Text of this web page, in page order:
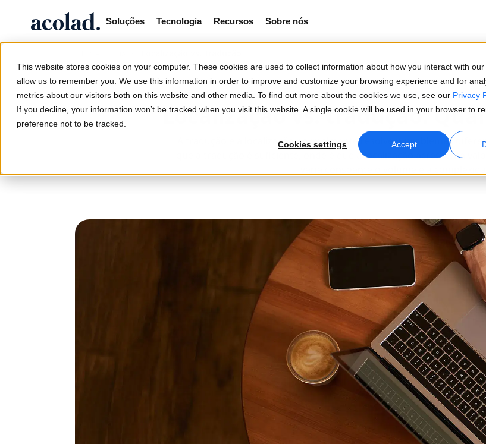
This website stores cookies on your computer. These cookies are used to collect information about how you interact with
allow us to remember you. We use this information in order to improve and customize your browsing experience and for
metrics about our visitors both on this website and other media. To find out more about the cookies we use, see our Privacy
If you decline, your information won’t be tracked when you visit this website. A single cookie will be used in your browser to
preference not to be tracked.
Cookies settings Accept
Soluções Tecnologia Recursos Sobre nós
27/03/2026
Localização vs. tradução:
A tradução e a localização normalmente resolvem problemas
que a tradução é suficiente, onde é que a localização acrescenta